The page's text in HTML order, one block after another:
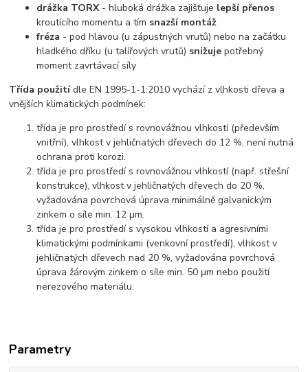
drážka TORX- hluboká drážka zajišťuje lepší přenos
kroutícího momentu a tím snazší montáž
fréza - pod hlavou (u zápustných vrutů) nebo na začátku
hladkého dříku (u talířových vrutů) snižujepotřebný
moment zavrtávací síly
Třída použitídle EN 1995-1-1:2010 vychází z vlhkosti dřeva a
vnějších klimatických podmínek:
třída je pro prostředí s rovnovážnou vlhkostí (především
vnitřní), vlhkost v jehličnatých dřevech do 12 %, není nutná
ochrana proti korozi.
třída je pro prostředí s rovnovážnou vlhkostí (např. střešní
konstrukce), vlhkost v jehličnatých dřevech do 20 %,
vyžadována povrchová úprava minimálně galvanickým
zinkem o síle min. 12 μm.
třída je pro prostředí s vysokou vlhkostí a agresivními
klimatickými podmínkami (venkovní prostředí), vlhkost v
jehličnatých dřevech nad 20 %, vyžadována povrchová
úprava žárovým zinkem o síle min. 50 μm nebo použití
nerezového materiálu.
Parametry